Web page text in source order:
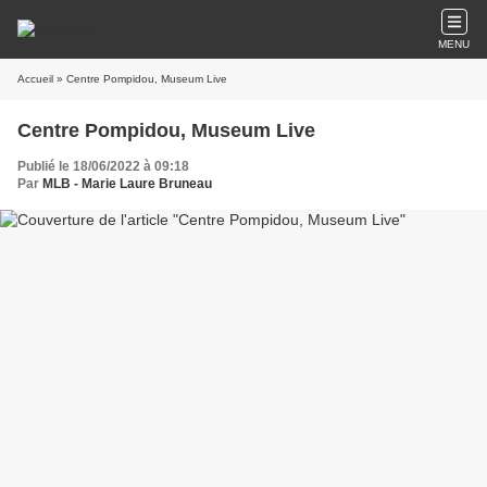
MENU
Accueil » Centre Pompidou, Museum Live
Centre Pompidou, Museum Live
Publié le 18/06/2022 à 09:18
Par MLB - Marie Laure Bruneau